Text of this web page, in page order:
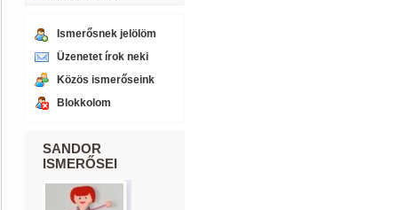
Ismerősnek jelölöm
Üzenetet írok neki
Közös ismerőseink
Blokkolom
SANDOR
ISMERŐSEI